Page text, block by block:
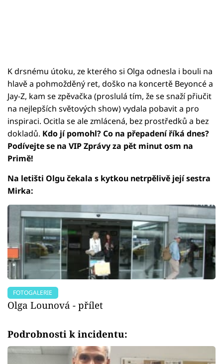
K drsnému útoku, ze kterého si Olga odnesla i bouli na
hlavě a pohmožděný ret, doško na koncertě Beyoncé a
Jay-Z, kam se zpěvačka (proslulá tím, že se snaží přiučit
na nejlepších světových show) vydala pobavit a pro
inspiraci. Ocitla se ale zmlácená, bez prostředků a bez
dokladů. Kdo jí pomohl? Co na přepadení říká dnes?
Podívejte se na VIP Zprávy za pět minut osm na
Primě!
Na letišti Olgu čekala s kytkou netrpělivě její sestra
Mirka:
FOTOGALERIE
Olga Lounová - přílet
Podrobnosti k incidentu: